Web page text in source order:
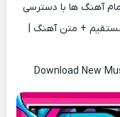
آهنگ ها با دسترسی
مستقیم + متن آهنگ |
Download New